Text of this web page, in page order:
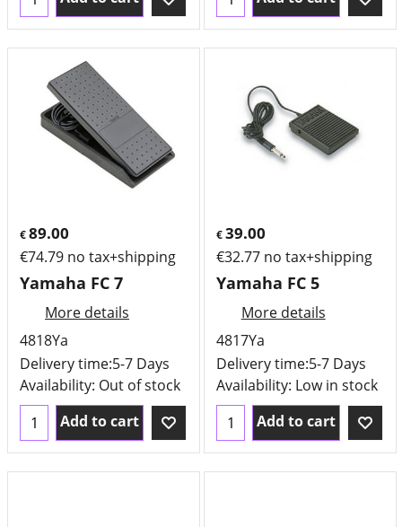
€89.00
€74.79 no tax+shipping
Yamaha FC 7
More details
4818Ya
Delivery time:5-7 Days
Availability: Out of stock
Add to cart
€39.00
€32.77 no tax+shipping
Yamaha FC 5
More details
4817Ya
Delivery time:5-7 Days
Availability: Low in stock
Add to cart